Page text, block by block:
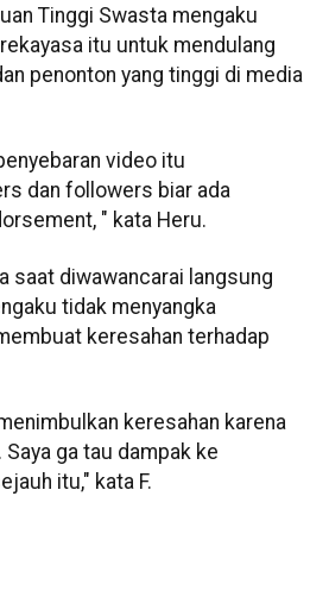
Tinggi Swasta mengaku
itu untuk mendulang
penonton yang tinggi di media
video itu
dan followers biar ada
" kata Heru.
saat diwawancarai langsung
tidak menyangka
keresahan terhadap
keresahan karena
ga tau dampak ke
itu," kata F.